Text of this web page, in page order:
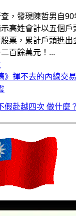
，發現陳哲男自90
高姓會計以五個戶
票，累計戶頭進出
百餘萬元！ ...
》揮不去的內線交易
假赴越四次 做什麼